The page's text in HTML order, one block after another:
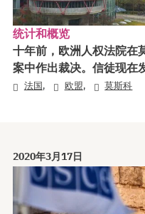
统计和概览
十年前，欧洲人权法院在
案中作出裁决。信徒现在
法国, 欧盟, 莫斯科
2020年3月17日